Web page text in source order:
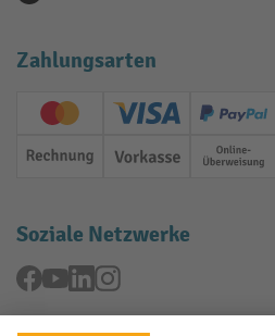
Zahlungsarten
Creditcard (Master)Creditcard (Visa)
PayPal
Rechnung Vorkasse
Soziale Netzwerke
Facebook
YouTubeLinkedIn